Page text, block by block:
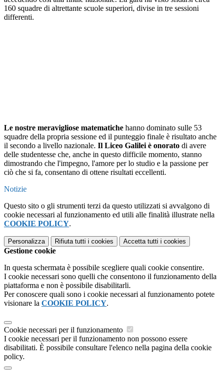
160 squadre di altrettante scuole superiori, divise in tre sessioni
differenti.
Le nostre meravigliose matematiche hanno dominato sulle 53
squadre della propria sessione ed il punteggio finale è risultato anche
il secondo a livello nazionale. Il Liceo Galilei è onorato di avere
delle studentesse che, anche in questo difficile momento, stanno
dimostrando che l'impegno, l'amore per lo studio e la passione per
ciò che si fa, consentano di ottene risultati eccellenti.
Notizie
Questo sito o gli strumenti terzi da questo utilizzati si avvalgono di
cookie necessari al funzionamento ed utili alle finalità illustrate nella
COOKIE POLICY.
Personalizza Rifiuta tutti i cookies Accetta tutti i cookies
Gestione cookie
In questa schermata è possibile scegliere quali cookie consentire.
I cookie necessari sono quelli che consentono il funzionamento della
piattaforma e non è possibile disabilitarli.
Per conoscere quali sono i cookie necessari al funzionamento potete
visionare la COOKIE POLICY.
Cookie necessari per il funzionamento
I cookie necessari per il funzionamento non possono essere
disabilitati. È possibile consultare l'elenco nella pagina della cookie
policy.